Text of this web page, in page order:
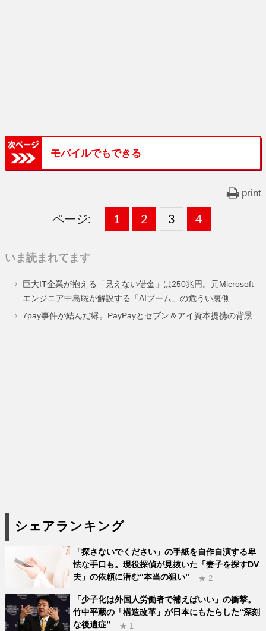
モバイルでもできる
print
ページ:
固
ー
ジ
1 ,
固
ー
ジ
2 ,
固
ー
ジ
3 ,
固
ー
ジ
4
いま読まれてます
巨大IT企業が抱える「見えない借金」は250兆円。元Microsoft
エンジニア中島聡が解説する「AIブーム」の危うい裏側
7pay事件が結んだ縁。PayPayとセブン＆アイ資本提携の背景
シェアランキング
「探さないでください」の手紙を自作自演する卑
怯な手口も。現役探偵が見抜いた「妻子を探すDV
夫」の依頼に潜む“本当の狙い”
★ 2
「少子化は外国人労働者で補えばいい」の衝撃。
竹中平蔵の「構造改革」が日本にもたらした“深刻
な後遺症”
★ 1